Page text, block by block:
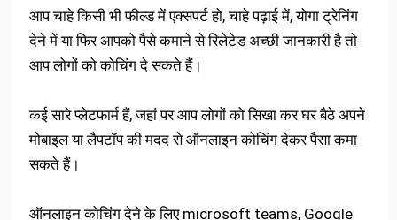
आप चाहे किसी भी फील्ड में एक्सपर्ट हो, चाहे पढ़ाई में, योगा ट्रेनिंग
देने में या फिर आपको पैसे कमाने से रिलेटेड अच्छी जानकारी है तो
आप लोगों को कोचिंग दे सकते हैं।
कई सारे प्लेटफार्म हैं, जहां पर आप लोगों को सिखा कर घर बैठे अपने
मोबाइल या लैपटॉप की मदद से ऑनलाइन कोचिंग देकर पैसा कमा
सकते हैं।
ऑनलाइन कोचिंग देने के लिए microsoft teams, Google